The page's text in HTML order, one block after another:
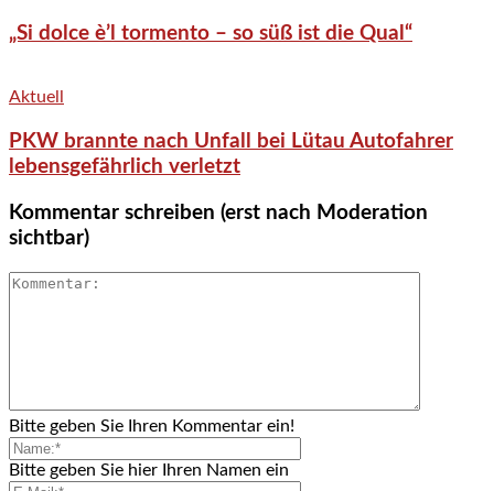
„Si dolce è’l tormento – so süß ist die Qual“
Aktuell
PKW brannte nach Unfall bei Lütau Autofahrer
lebensgefährlich verletzt
Kommentar schreiben (erst nach Moderation
sichtbar)
Bitte geben Sie Ihren Kommentar ein!
Bitte geben Sie hier Ihren Namen ein